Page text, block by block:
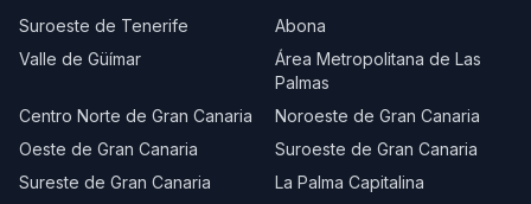
Suroeste de Tenerife
Abona
Valle de Güímar
Área Metropolitana de Las
Palmas
Centro Norte de Gran Canaria
Noroeste de Gran Canaria
Oeste de Gran Canaria
Suroeste de Gran Canaria
Sureste de Gran Canaria
La Palma Capitalina